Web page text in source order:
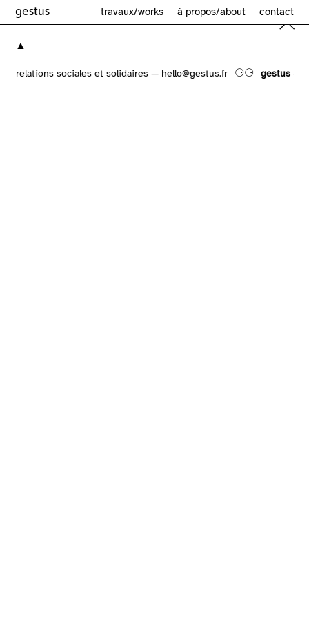
travaux/works à propos/about contact
gestus
▲
relations sociales et solidaires — hello@gestus.fr ⚆⚆ gestus—